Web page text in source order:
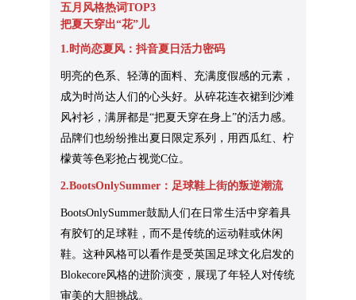
五月风格热词TOP3
把夏天穿出“花”儿
1.时尚恋夏风：抖音夏日活力密码
明亮的色系、轻薄的面料、充满度假感的元素，
成为时尚达人们的心头好。从碎花连衣裙到沙滩
风衬衫，满屏都是“把夏天穿在身上”的活力感。
品牌们也纷纷推出夏日限定系列，用西瓜红、柠
檬黄等色彩抢占视觉C位。
2.BootsOnlySummer：足球鞋上街的叛逆潮流
BootsOnlySummer鼓励人们在日常生活中穿着具
有胶钉的足球鞋，而不是传统的运动鞋或休闲
鞋。这种风格可以看作是受英国足球文化启发的
Blokecore风格的进阶演变，展现了年轻人对传统
审美的大胆挑战。